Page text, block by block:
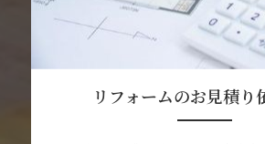
リフォームのお見積り